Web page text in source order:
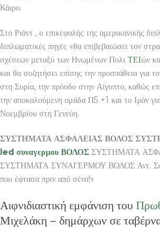
Κάιρο.
Στο Ριάντ , ο επικεφαλής της αμερικανικής
διπλωματικές πηγές «θα επιβεβαιώσει τον
σχέσεων μεταξύ των Ηνωμένων Πολι ΤΕΙών
και θα συζητήσει επίσης την προσπάθεια για
στη Συρία, την πρόοδο στην Αίγυπτο, καθώς
την αποκαλούμενη ομάδα Π5 +1 και το Ιράν
Νοεμβρίου στη Γενεύη.
ΣΥΣΤΗΜΑΤΑ ΑΣΦΑΛΕΙΑΣ ΒΟΛΟΣ
led συναγερμου ΒΟΛΟΣ ΣΥΣΤΗΜΑΤΑ
ΣΥΣΤΗΜΑΤΑ ΣΥΝΑΓΕΡΜΟΥ ΒΟΛΟΣ Αντ.
που έφτασα πριν από σένα!»
Αιφνιδιαστική εμφάνιση του
Μιχελάκη – δημάρχων σε